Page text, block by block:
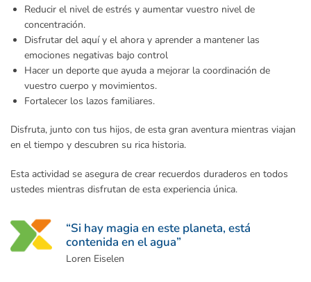
Reducir el nivel de estrés y aumentar vuestro nivel de
concentración.
Disfrutar del aquí y el ahora y aprender a mantener las
emociones negativas bajo control
Hacer un deporte que ayuda a mejorar la coordinación de
vuestro cuerpo y movimientos.
Fortalecer los lazos familiares.
Disfruta, junto con tus hijos, de esta gran aventura mientras viajan
en el tiempo y descubren su rica historia.
Esta actividad se asegura de crear recuerdos duraderos en todos
ustedes mientras disfrutan de esta experiencia única.
“Si hay magia en este planeta, está
contenida en el agua”
Loren Eiselen